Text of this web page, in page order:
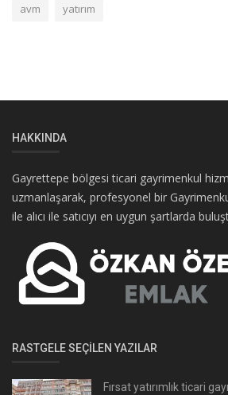
avm yatırım
HAKKINDA
Gayrettepe bölgesi ticari gayrimenkul
uzmanlaşarak, profesyonel bir
ile alıcı ile satıcıyı en uygun şartlarda
RASTGELE SEÇILEN YAZILAR
Fırsat yatırımlık ticari